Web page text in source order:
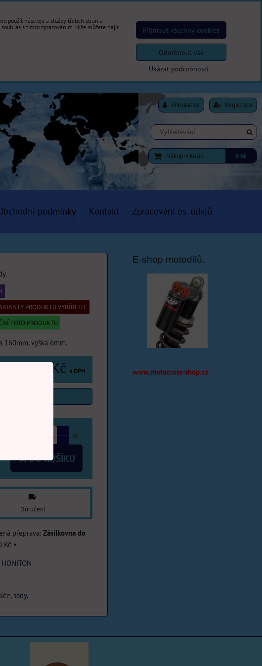
Přihlásit se Registrace
Nákupní košík 0 Kč
podmínky Kontakt Zpracování os. údajů
PRODUKTU VYBÍREJTE
FOTO PRODUKTU
160mm, výška 6mm.
20 Kč s DPH
ks
DO KOŠÍKU
Doručení
Zásilkovna do
Kč •
HONITON
sady.
E-shop motodílů.
www.motocross-shop.cz
použít nástroje a služby třetích stran a
s tímto zpracováním. Níže můžete najít
Ukázat podrobnosti
Přijmout všechny cookies
Odmítnout vše